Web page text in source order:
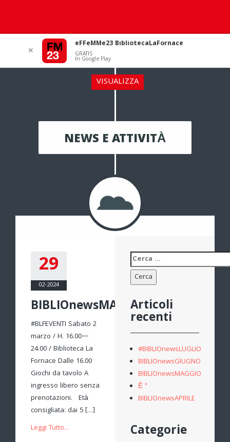
NEWS E ATTIVITÀ
29
02-2024
BIBLIOnewsMARZO
#BLFEVENTI Sabato 2
marzo / H. 16.00—
24.00 / Biblioteca La
Fornace Dalle 16.00
Giochi da tavolo A
ingresso libero senza
prenotazioni. Età
consigliata: dai 5 […]
Leggi Tutto...
Ricerca
per:
Articoli
recenti
#BIBLIOnewsLUGLIO
BIBLIOnewsGIUGNO
BIBLIOnewsMAGGIO
È °
BIBLIOnewsAPRILE
Categorie
✕
eFFeMMe23 BibliotecaLaFornace
GRATIS
In Google Play
VISUALIZZA